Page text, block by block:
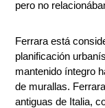
pero no
Ferrara está
planificación
mantenido íntegro
de murallas.
antiguas de Italia,